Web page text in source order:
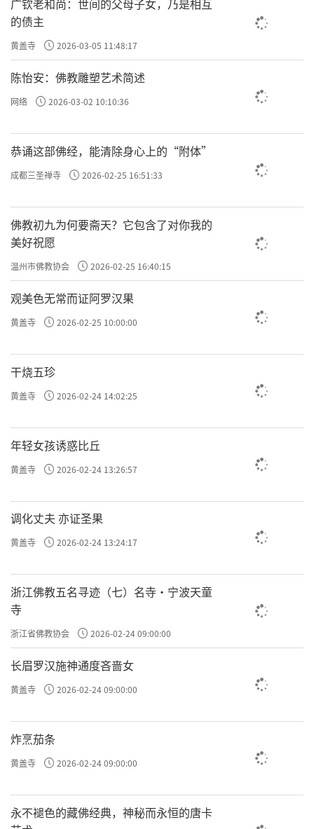
广钦老和尚：世间的父母子女，乃是相互
的债主
黄盖寺 2026-03-05 11:48:17
陈怡安：佛教雕塑艺术简述
网络 2026-03-02 10:10:36
恭诵这部佛经，能清除身心上的“附体”
成都三圣禅寺 2026-02-25 16:51:33
佛教初九为何要斋天？它包含了对你我的
美好祝愿
温州市佛教协会 2026-02-25 16:40:15
观美色无常而证阿罗汉果
黄盖寺 2026-02-25 10:00:00
干烧五珍
黄盖寺 2026-02-24 14:02:25
年轻女孩诱惑比丘
黄盖寺 2026-02-24 13:26:57
调化丈夫 亦证圣果
黄盖寺 2026-02-24 13:24:17
浙江佛教五名寻迹（七）名寺·宁波天童
寺
浙江省佛教协会 2026-02-24 09:00:00
长眉罗汉施神通度吝啬女
黄盖寺 2026-02-24 09:00:00
炸烹茄条
黄盖寺 2026-02-24 09:00:00
永不褪色的藏佛经典，神秘而永恒的唐卡